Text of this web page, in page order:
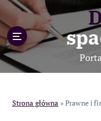
p
o
c
Strona główna » Prawne i